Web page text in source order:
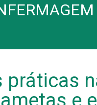
práticas
e